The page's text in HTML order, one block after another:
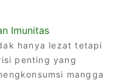
Imunitas
hanya lezat tetapi
penting yang
mangga